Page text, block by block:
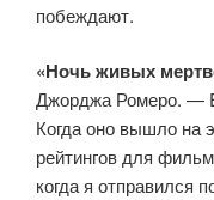
побеждают.
«Ночь живых
Джорджа Ромеро. —
Когда оно вышло на
рейтингов для
когда я отправился